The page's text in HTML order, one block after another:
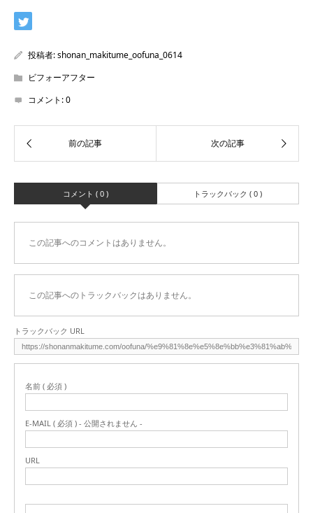
投稿者:shonan_makitume_oofuna_0614
ビフォーアフター
コメント:0
コメント ( 0 ) トラックバック ( 0 )
この記事へのコメントはありません。
この記事へのトラックバックはありません。
トラックバック URL
名前 ( 必須 )
E-MAIL ( 必須 ) - 公開されません -
URL